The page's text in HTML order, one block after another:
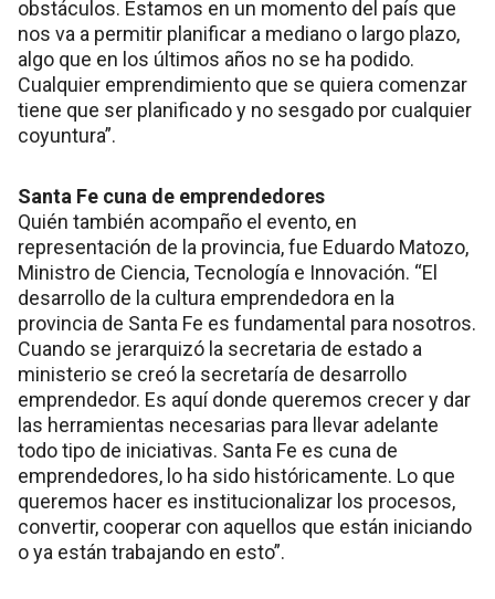
obstáculos. Estamos en un momento del país que
nos va a permitir planificar a mediano o largo plazo,
algo que en los últimos años no se ha podido.
Cualquier emprendimiento que se quiera comenzar
tiene que ser planificado y no sesgado por cualquier
coyuntura”.
Santa Fe cuna de emprendedores
Quién también acompaño el evento, en
representación de la provincia, fue Eduardo Matozo,
Ministro de Ciencia, Tecnología e Innovación. “El
desarrollo de la cultura emprendedora en la
provincia de Santa Fe es fundamental para nosotros.
Cuando se jerarquizó la secretaria de estado a
ministerio se creó la secretaría de desarrollo
emprendedor. Es aquí donde queremos crecer y dar
las herramientas necesarias para llevar adelante
todo tipo de iniciativas. Santa Fe es cuna de
emprendedores, lo ha sido históricamente. Lo que
queremos hacer es institucionalizar los procesos,
convertir, cooperar con aquellos que están iniciando
o ya están trabajando en esto”.